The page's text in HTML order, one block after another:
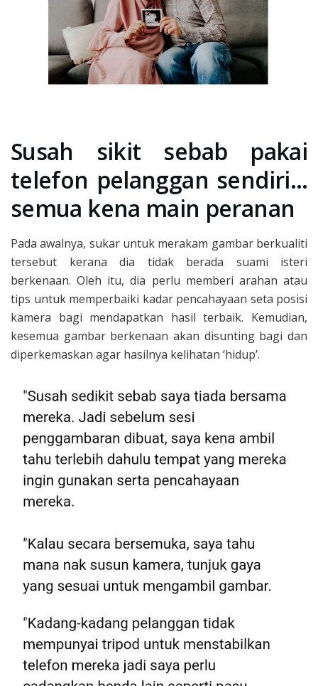
Susah sikit sebab pakai
telefon pelanggan sendiri…
semua kena main peranan
Pada awalnya, sukar untuk merakam gambar berkualiti
tersebut kerana dia tidak berada suami isteri
berkenaan. Oleh itu, dia perlu memberi arahan atau
tips untuk memperbaiki kadar pencahayaan seta posisi
kamera bagi mendapatkan hasil terbaik. Kemudian,
kesemua gambar berkenaan akan disunting bagi dan
diperkemaskan agar hasilnya kelihatan ‘hidup’.